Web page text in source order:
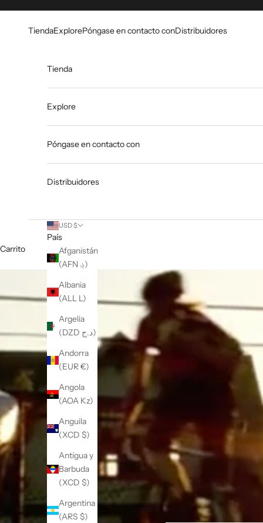
TiendaExplorePóngase en contacto conDistribuidores
Tienda
Explore
Póngase en contacto con
Distribuidores
USD $
País
Afganistán
(AFN ؋)
Albania
(ALL L)
Argelia
(DZD د.ج)
Andorra
(EUR €)
Angola
(AOA Kz)
Anguila
(XCD $)
Antigua y
Barbuda
(XCD $)
Argentina
(ARS $)
Carrito